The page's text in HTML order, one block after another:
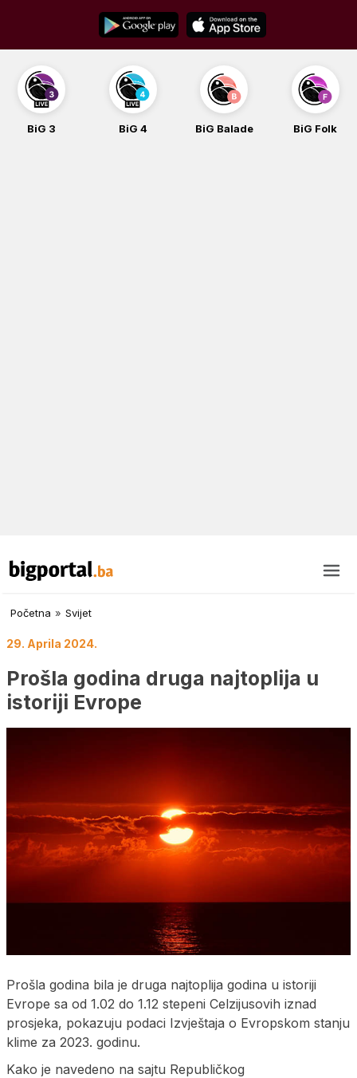
content
BiG 3 BiG 4 BiG Balade BiG Folk
Početna » Svijet
29. Aprila 2024.
Prošla godina druga najtoplija u
istoriji Evrope
Prošla godina bila je druga najtoplija godina u istoriji
Evrope sa od 1.02 do 1.12 stepeni Celzijusovih iznad
prosjeka, pokazuju podaci Izvještaja o Evropskom stanju
klime za 2023. godinu.
Kako je navedeno na sajtu Republičkog